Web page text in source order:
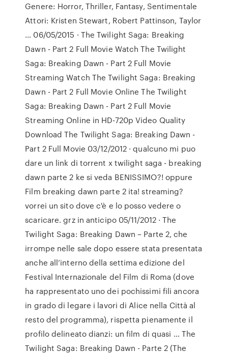
Genere: Horror, Thriller, Fantasy, Sentimentale
Attori: Kristen Stewart, Robert Pattinson, Taylor
… 06/05/2015 · The Twilight Saga: Breaking
Dawn - Part 2 Full Movie Watch The Twilight
Saga: Breaking Dawn - Part 2 Full Movie
Streaming Watch The Twilight Saga: Breaking
Dawn - Part 2 Full Movie Online The Twilight
Saga: Breaking Dawn - Part 2 Full Movie
Streaming Online in HD-720p Video Quality
Download The Twilight Saga: Breaking Dawn -
Part 2 Full Movie 03/12/2012 · qualcuno mi puo
dare un link di torrent x twilight saga - breaking
dawn parte 2 ke si veda BENISSIMO?! oppure
Film breaking dawn parte 2 ita! streaming?
vorrei un sito dove c'è e lo posso vedere o
scaricare. grz in anticipo 05/11/2012 · The
Twilight Saga: Breaking Dawn – Parte 2, che
irrompe nelle sale dopo essere stata presentata
anche all’interno della settima edizione del
Festival Internazionale del Film di Roma (dove
ha rappresentato uno dei pochissimi fili ancora
in grado di legare i lavori di Alice nella Città al
resto del programma), rispetta pienamente il
profilo delineato dianzi: un film di quasi … The
Twilight Saga: Breaking Dawn - Parte 2 (The